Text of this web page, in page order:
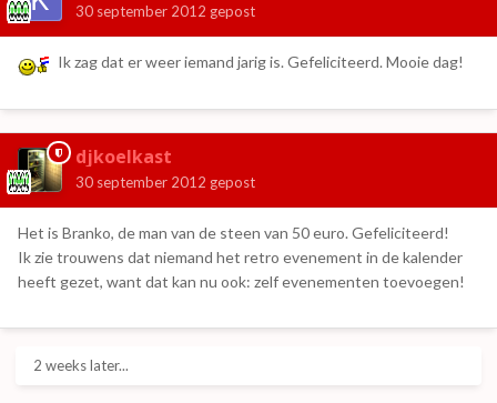
30 september 2012 gepost
Ik zag dat er weer iemand jarig is. Gefeliciteerd. Mooie dag!
djkoelkast
30 september 2012 gepost
Het is Branko, de man van de steen van 50 euro. Gefeliciteerd!
Ik zie trouwens dat niemand het retro evenement in de kalender
heeft gezet, want dat kan nu ook: zelf evenementen toevoegen!
2 weeks later...